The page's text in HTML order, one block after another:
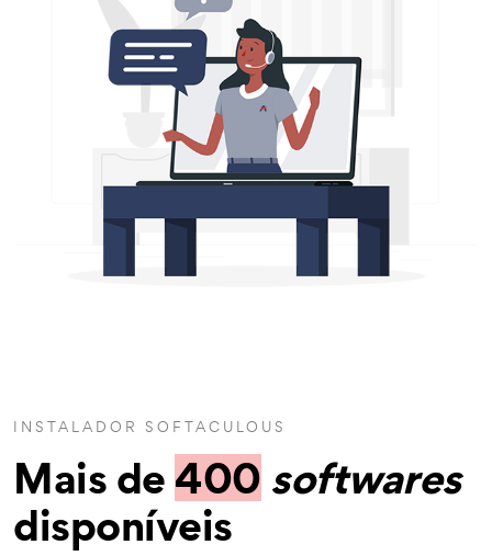
INSTALADOR SOFTACULOUS
Mais de400 softwares
disponíveis